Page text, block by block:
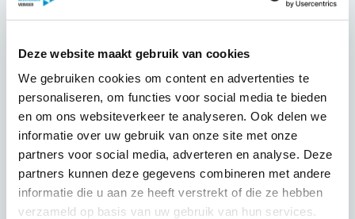
Deze website maakt gebruik van cookies
We gebruiken cookies om content en advertenties te
personaliseren, om functies voor social media te bieden
en om ons websiteverkeer te analyseren. Ook delen we
informatie over uw gebruik van onze site met onze
partners voor social media, adverteren en analyse. Deze
partners kunnen deze gegevens combineren met andere
informatie die u aan ze heeft verstrekt of die ze hebben
verzameld op basis van uw gebruik van hun services.
KNV Zorgvervoer en Taxi
aanmelding lid
NAAM ONDERNEMING *
OVERIGE ONDERNEMINGEN